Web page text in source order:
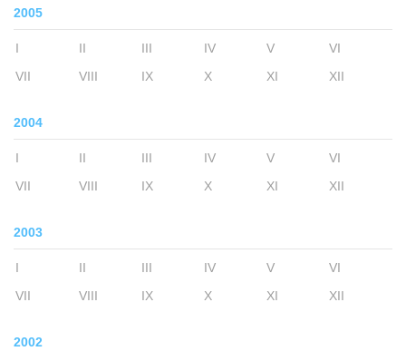
2005
I II III IV V
VI
VII
VIII IX X XI XII
2004
I II III IV V
VI
VII
VIII IX X XI XII
2003
I II III IV V
VI
VII
VIII IX X XI XII
2002